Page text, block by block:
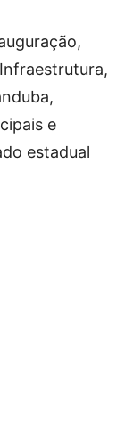
e
estadual